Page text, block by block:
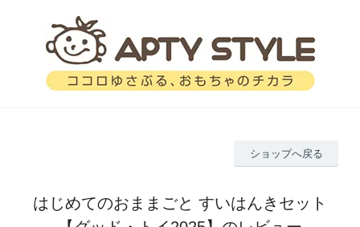
ショップへ戻る
はじめてのおままごと すいはんきセット